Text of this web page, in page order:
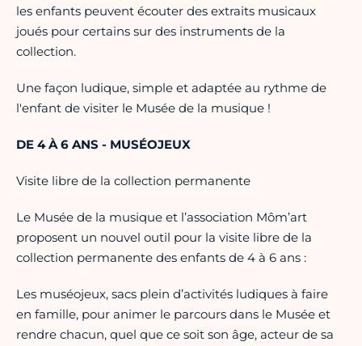
les enfants peuvent écouter des extraits musicaux
joués pour certains sur des instruments de la
collection.
Une façon ludique, simple et adaptée au rythme de
l'enfant de visiter le Musée de la musique !
DE 4 À 6 ANS - MUSÉOJEUX
Visite libre de la collection permanente
Le Musée de la musique et l’association Môm’art
proposent un nouvel outil pour la visite libre de la
collection permanente des enfants de 4 à 6 ans :
Les muséojeux, sacs plein d’activités ludiques à faire
en famille, pour animer le parcours dans le Musée et
rendre chacun, quel que ce soit son âge, acteur de sa